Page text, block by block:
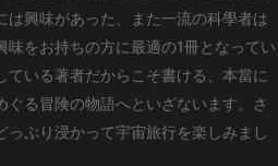
嫡女貴嫁 | 一刀蘇蘇團隊制作 | 古言
宮鬥重生爽文 多人有聲劇
一刀蘇蘇
中國大案紀實 | 每日一驚案！真實案
件恐怖刑偵尚文
大舌頭尚文
興味があった、また一流の科學者は
をお持ちの方に最適の1冊となってい
いる著者だからこそ書ける、本當に
る冒険の物語へといざないます。さ
ぷり浸かって宇宙旅行を楽しみまし